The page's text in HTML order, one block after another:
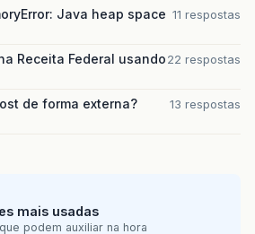
Java heap space 11 respostas
Receita Federal usando22 respostas
de forma externa?
13 respostas
mais usadas
podem auxiliar na hora